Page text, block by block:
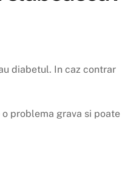
diabetul. In caz contrar
problema grava si poate